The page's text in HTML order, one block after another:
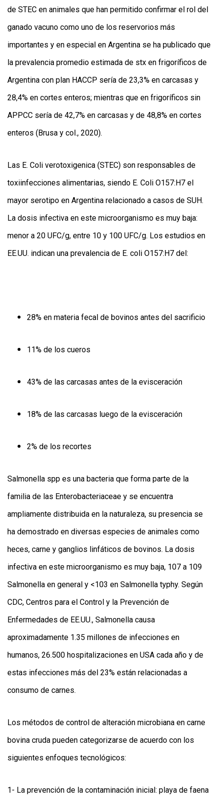
de STEC en animales que han permitido confirmar el rol del
ganado vacuno como uno de los reservorios más
importantes y en especial en Argentina se ha publicado que
la prevalencia promedio estimada de stx en frigoríficos de
Argentina con plan HACCP sería de 23,3% en carcasas y
28,4% en cortes enteros; mientras que en frigoríficos sin
APPCC sería de 42,7% en carcasas y de 48,8% en cortes
enteros (Brusa y col., 2020).
Las E. Coli verotoxigenica (STEC) son responsables de
toxiinfecciones alimentarias, siendo E. Coli O157:H7 el
mayor serotipo en Argentina relacionado a casos de SUH.
La dosis infectiva en este microorganismo es muy baja:
menor a 20 UFC/g, entre 10 y 100 UFC/g. Los estudios en
EE.UU. indican una prevalencia de E. coli O157:H7 del:
28% en materia fecal de bovinos antes del sacrificio
11% de los cueros
43% de las carcasas antes de la evisceración
18% de las carcasas luego de la evisceración
2% de los recortes
Salmonella spp es una bacteria que forma parte de la
familia de las Enterobacteriaceae y se encuentra
ampliamente distribuida en la naturaleza, su presencia se
ha demostrado en diversas especies de animales como
heces, carne y ganglios linfáticos de bovinos. La dosis
infectiva en este microorganismo es muy baja, 107 a 109
Salmonella en general y <103 en Salmonella typhy. Según
CDC, Centros para el Control y la Prevención de
Enfermedades de EE.UU., Salmonella causa
aproximadamente 1.35 millones de infecciones en
humanos, 26.500 hospitalizaciones en USA cada año y de
estas infecciones más del 23% están relacionadas a
consumo de carnes.
Los métodos de control de alteración microbiana en carne
bovina cruda pueden categorizarse de acuerdo con los
siguientes enfoques tecnológicos:
1- La prevención de la contaminación inicial: playa de faena